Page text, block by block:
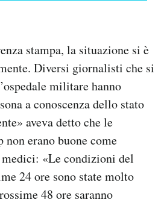
stampa, la situazione si è
Diversi giornalisti che si
militare hanno
a conoscenza dello stato
aveva detto che le
erano buone come
medici: «Le condizioni del
24 ore sono state molto
48 ore saranno